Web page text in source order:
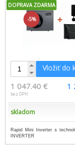
DOPRAVA ZDARMA
-5%
Vložiť do
1 047.40 €
bez DPH
1
skladom
Rapid Mini Inverter s
INVERTER